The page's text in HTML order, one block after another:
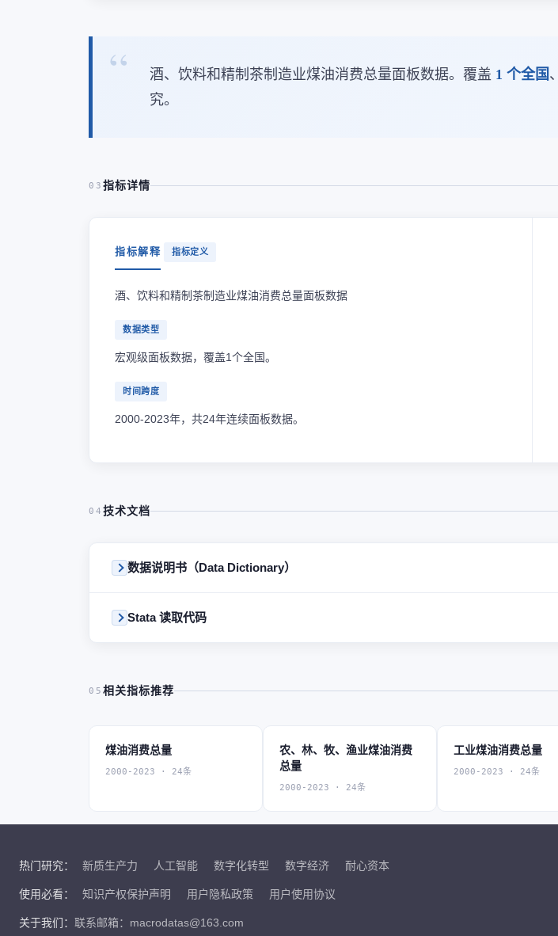
酒、饮料和精制茶制造业煤油消费总量面板数据。覆盖 1 个全国 、
究。
03 指标详情
指标解释 指标定义
酒、饮料和精制茶制造业煤油消费总量面板数据
数据类型
宏观级面板数据，覆盖1个全国。
时间跨度
2000-2023年，共24年连续面板数据。
04 技术文档
数据说明书（Data Dictionary）
Stata 读取代码
05 相关指标推荐
煤油消费总量
2000-2023 · 24条
农、林、牧、渔业煤油消费
总量
2000-2023 · 24条
工业煤油消费总量
2000-2023 · 24条
热门研究： 新质生产力 人工智能 数字化转型 数字经济 耐心资本
使用必看： 知识产权保护声明 用户隐私政策 用户使用协议
关于我们： 联系邮箱：macrodatas@163.com